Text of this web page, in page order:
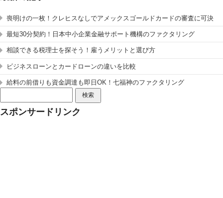
喪明けの一枚！クレヒスなしでアメックスゴールドカードの審査に可決
最短30分契約！日本中小企業金融サポート機構のファクタリング
相談できる税理士を探そう！雇うメリットと選び方
ビジネスローンとカードローンの違いを比較
給料の前借りも資金調達も即日OK！七福神のファクタリング
索:
スポンサードリンク